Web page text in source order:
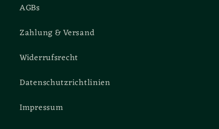
AGBs
Zahlung & Versand
Widerrufsrecht
Datenschutzrichtlinien
Impressum